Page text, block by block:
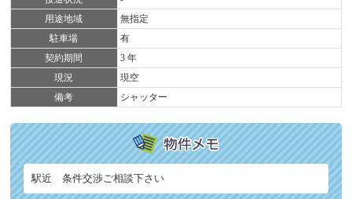
用途地域
無指定
駐車場
有
契約期間
3 年
現況
現空
備考
シャッター
駅近 条件交渉ご相談下さい